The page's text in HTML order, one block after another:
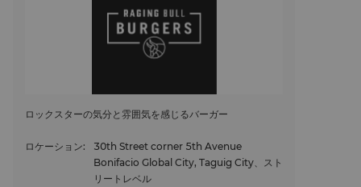
ロックスターの気分と雰囲気を感じるバーガー
ロケーション:
30th Street corner 5th Avenue
Bonifacio Global City, Taguig City、スト
リートレベル